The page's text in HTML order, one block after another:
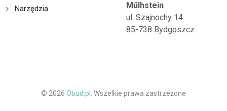
Narzędzia
Műlhstein
ul. Szajnochy 14
85-738 Bydgoszcz
© 2026 Obud.pl. Wszelkie prawa zastrzeżone